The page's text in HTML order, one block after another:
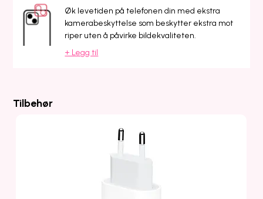
Øk levetiden på telefonen din med ekstra
kamerabeskyttelse som beskytter ekstra mot
riper uten å påvirke bildekvaliteten.
+ Legg til
Tilbehør